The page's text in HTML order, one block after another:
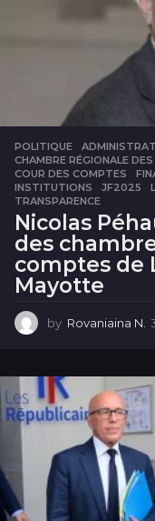
POLITIQUE
CHAMBRE RÉGIONALE
COUR DES COMPTES
,
INSTITUTIONS
,JF2025 ,
TRANSPARENCE
Nicolas
des
comptes de
Mayotte
by Rovaniaina N.